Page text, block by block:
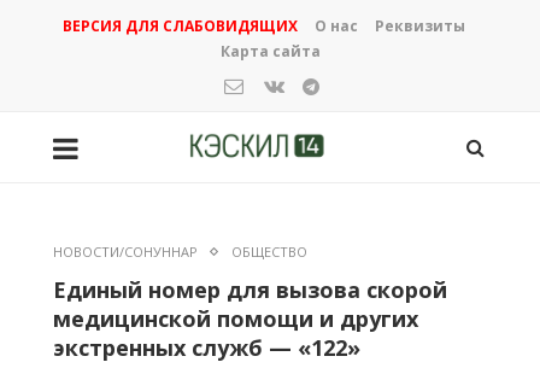
ВЕРСИЯ ДЛЯ СЛАБОВИДЯЩИХ О нас
Реквизиты
Карта сайта
НОВОСТИ/СОНУННАР ОБЩЕСТВО
Единый номер для вызова скорой
медицинской помощи и других
экстренных служб — «122»